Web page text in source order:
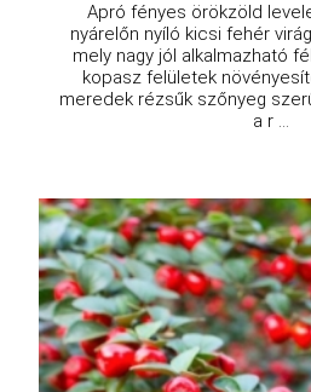
Apró fényes örökzöld
nyárelőn nyíló kicsi fehér
mely nagy jól alkalmazható
kopasz felületek
meredek rézsűk szőnyeg
a r ...